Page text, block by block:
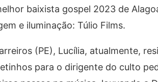
baixista gospel 2023 de
e iluminação: Túlio Films.
(PE), Lucília, atualmente,
para o dirigente do culto